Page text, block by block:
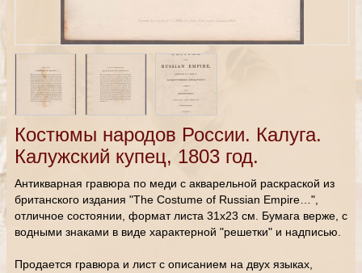
Костюмы народов России. Калуга.
Калужский купец, 1803 год.
Антикварная гравюра по меди с акварельной раскраской из
британского издания "The Costume of Russian Empire…",
отличное состоянии, формат листа 31х23 см. Бумага верже, с
водными знаками в виде характерной "решетки" и надписью.
Продается гравюра и лист с описанием на двух языках,